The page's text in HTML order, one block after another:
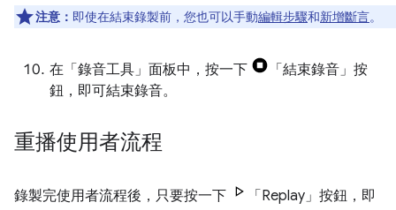
注意： 即使在結束錄製前，您也可以手動編輯步驟和新增斷言。
在「錄音工具」 面板中，按一下 「結束錄音」 按
鈕，即可結束錄音。
重播使用者流程
錄製完使用者流程後，只要按一下 「Replay」 按鈕，即